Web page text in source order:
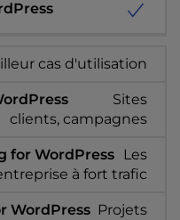
cas d'utilisation
Sites
clients, campagnes
Les
à fort trafic
Projets